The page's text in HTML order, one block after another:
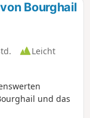
Bourghail
Leicht
und das